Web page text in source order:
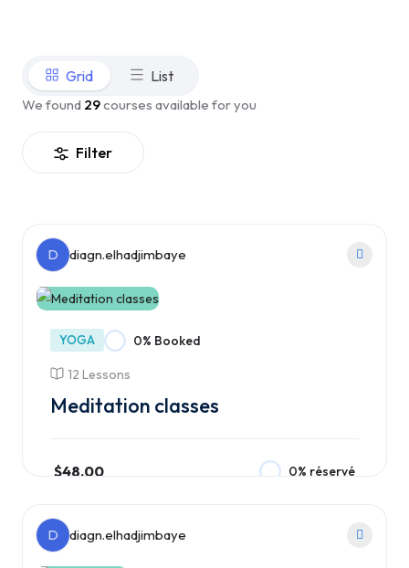
Grid List
We found 29courses available for you
Filter
D diagn.elhadjimbaye
YOGA 0% Booked
12 Lessons
Meditation classes
$48.00 0% réservé
D diagn.elhadjimbaye